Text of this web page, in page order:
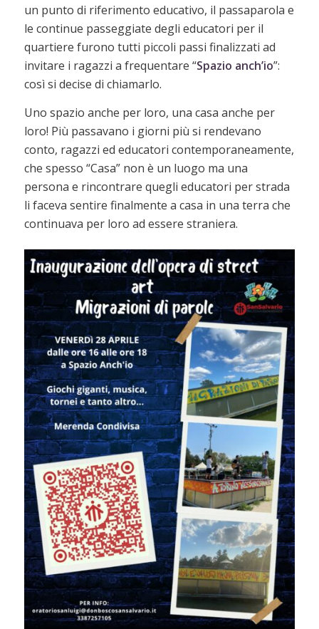
un punto di riferimento educativo, il passaparola e
le continue passeggiate degli educatori per il
quartiere furono tutti piccoli passi finalizzati ad
invitare i ragazzi a frequentare “Spazio anch’io”:
così si decise di chiamarlo.
Uno spazio anche per loro, una casa anche per
loro! Più passavano i giorni più si rendevano
conto, ragazzi ed educatori contemporaneamente,
che spesso “Casa” non è un luogo ma una
persona e rincontrare quegli educatori per strada
li faceva sentire finalmente a casa in una terra che
continuava per loro ad essere straniera.